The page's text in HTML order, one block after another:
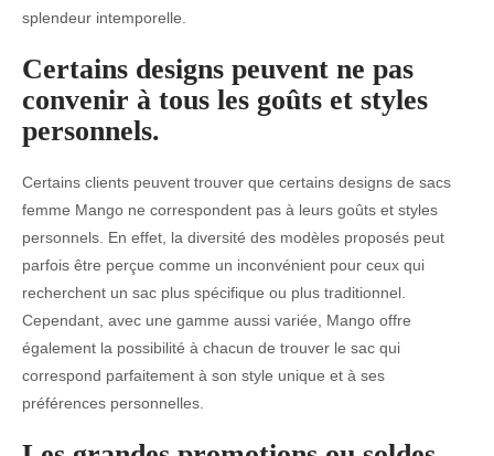
splendeur intemporelle.
Certains designs peuvent ne pas
convenir à tous les goûts et styles
personnels.
Certains clients peuvent trouver que certains designs de sacs
femme Mango ne correspondent pas à leurs goûts et styles
personnels. En effet, la diversité des modèles proposés peut
parfois être perçue comme un inconvénient pour ceux qui
recherchent un sac plus spécifique ou plus traditionnel.
Cependant, avec une gamme aussi variée, Mango offre
également la possibilité à chacun de trouver le sac qui
correspond parfaitement à son style unique et à ses
préférences personnelles.